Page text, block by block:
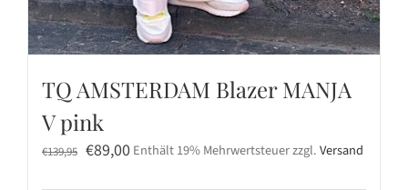
TQ AMSTERDAM Blazer MANJA
V pink
€139,95 Ursprünglicher
€89,00Aktueller
Enthält 19% Mehrwertsteuerzzgl.Versand